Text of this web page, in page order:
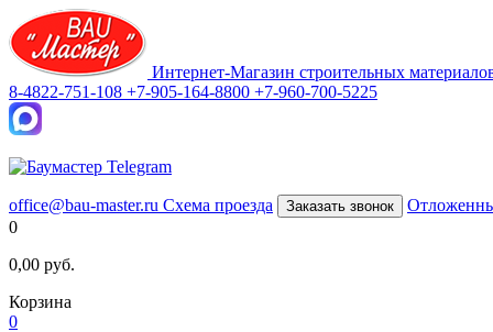
Интернет-Магазин строительных
8-4822-751-108 +7-905-164-8800 +7-960-700-5225
office@bau-master.ru Схема проезда Заказать звонок
0
0,00 руб.
Корзина
0